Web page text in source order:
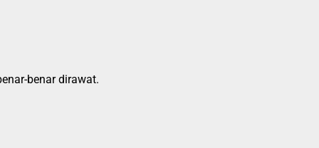
benar dirawat.